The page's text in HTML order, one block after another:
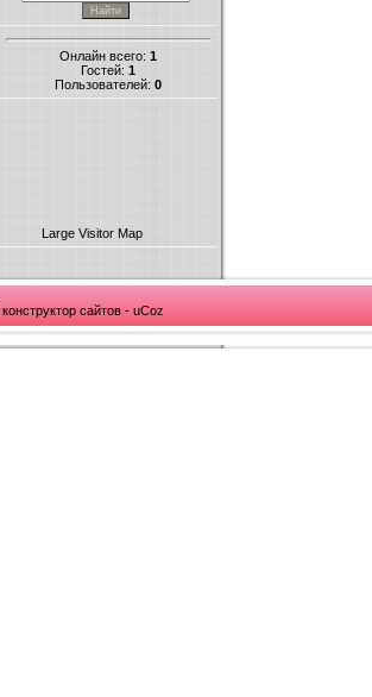
Онлайн всего: 1
Гостей: 1
Пользователей: 0
Large Visitor Map
сайтов - uCoz